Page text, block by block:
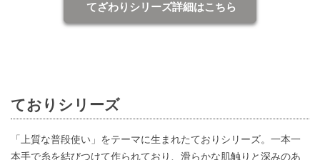
てざわりシリーズ詳細はこちら
ておりシリーズ
「上質な普段使い」をテーマに生まれたておりシリーズ。一本一
本手で糸を結びつけて作られており、滑らかな肌触りと深みのあ